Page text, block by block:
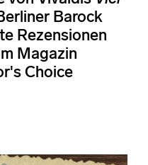
Barock
Rezensionen
Magazin
Choice